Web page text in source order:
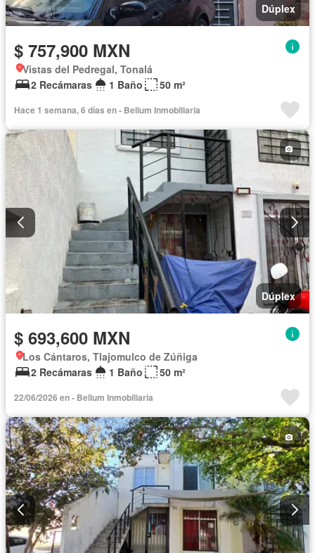
Dúplex
$ 757,900 MXN
Vistas del Pedregal, Tonalá
2 Recámaras
1 Baño 50 m²
Hace 1 semana, 6 días en - Bellum Inmobiliaria
Dúplex
$ 693,600 MXN
Los Cántaros, Tlajomulco de Zúñiga
2 Recámaras
1 Baño 50 m²
22/06/2026 en - Bellum Inmobiliaria